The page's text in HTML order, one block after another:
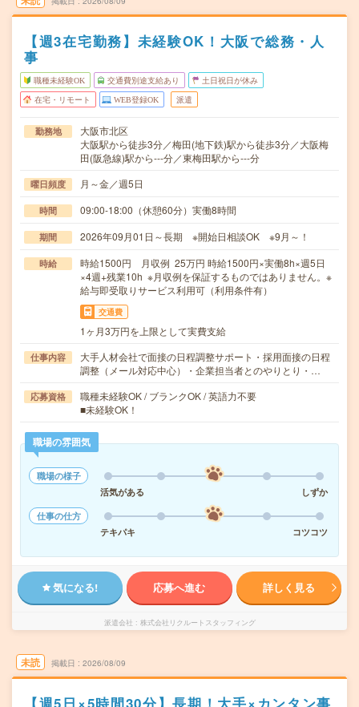
【週3在宅勤務】未経験OK！大阪で総務・人
事
職種未経験OK 交通費別途支給あり 土日祝日が休み
在宅・リモート WEB登録OK 派遣
勤務地
大阪市北区
大阪駅から徒歩3分／梅田(地下鉄)駅から徒歩3分／大阪梅
田(阪急線)駅から---分／東梅田駅から---分
曜日頻度 月～金／週5日
時間 09:00-18:00（休憩60分）実働8時間
期間 2026年09月01日～長期 ※開始日相談OK ※9月～！
時給
時給1500円 月収例 25万円 時給1500円×実働8h×週5日
×4週+残業10h ※月収例を保証するものではありません。※
給与即受取りサービス利用可（利用条件有）
交通費
1ヶ月3万円を上限として実費支給
仕事内容
大手人材会社で面接の日程調整サポート・採用面接の日程
調整（メール対応中心）・企業担当者とのやりとり・…
応募資格
職種未経験OK / ブランクOK / 英語力不要
■未経験OK！
職場の雰囲気
職場の様子
活気がある
しずか
仕事の仕方
テキパキ
コツコツ
気になる! 応募へ進む 詳しく見る
派遣会社 株式会社リクルートスタッフィング
未読 掲載日 2026/08/09
【週5日×5時間30分】長期！大手×カンタン事